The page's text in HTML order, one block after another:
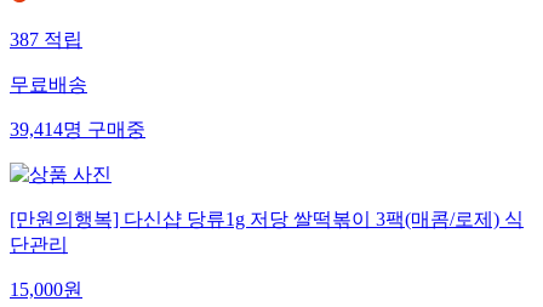
387적립
무료배송
39,414명구매중
[만원의행복] 다신샵 당류1g 저당 쌀떡볶이 3팩(매콤/로제) 식
단관리
15,000원